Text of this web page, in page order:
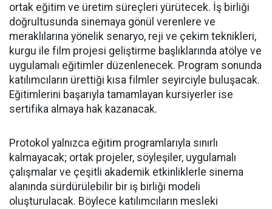
ortak eğitim ve üretim süreçleri yürütecek. İş birliği
doğrultusunda sinemaya gönül verenlere ve
meraklılarına yönelik senaryo, reji ve çekim teknikleri,
kurgu ile film projesi geliştirme başlıklarında atölye ve
uygulamalı eğitimler düzenlenecek. Program sonunda
katılımcıların ürettiği kısa filmler seyirciyle buluşacak.
Eğitimlerini başarıyla tamamlayan kursiyerler ise
sertifika almaya hak kazanacak.
Protokol yalnızca eğitim programlarıyla sınırlı
kalmayacak; ortak projeler, söyleşiler, uygulamalı
çalışmalar ve çeşitli akademik etkinliklerle sinema
alanında sürdürülebilir bir iş birliği modeli
oluşturulacak. Böylece katılımcıların mesleki